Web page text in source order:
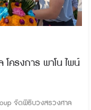
ครงการ พาโน ไพน์
จัดพิธีบวงสรวงศาล